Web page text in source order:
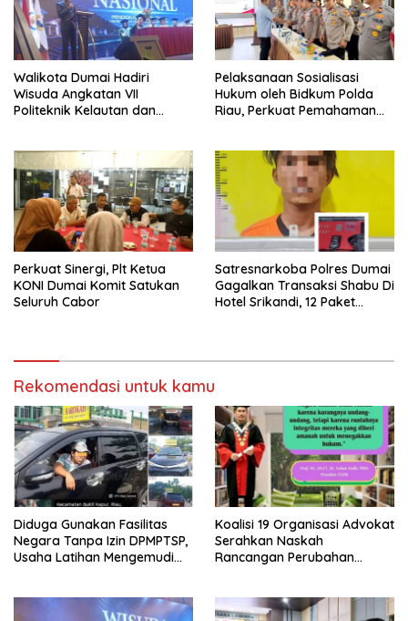
Walikota Dumai Hadiri
Wisuda Angkatan VII
Politeknik Kelautan dan
Pelaksanaan Sosialisasi
Hukum oleh Bidkum Polda
Riau, Perkuat Pemahaman
Perubahan UU Kepolisian
Perkuat Sinergi, Plt Ketua
KONI Dumai Komit Satukan
Seluruh Cabor
Satresnarkoba Polres Dumai
Gagalkan Transaksi Shabu Di
Hotel Srikandi, 12 Paket
Rekomendasi untuk kamu
Diduga Gunakan Fasilitas
Negara Tanpa Izin DPMPTSP,
Usaha Latihan Mengemudi
Koalisi 19 Organisasi Advokat
Serahkan Naskah
Rancangan Perubahan
RI